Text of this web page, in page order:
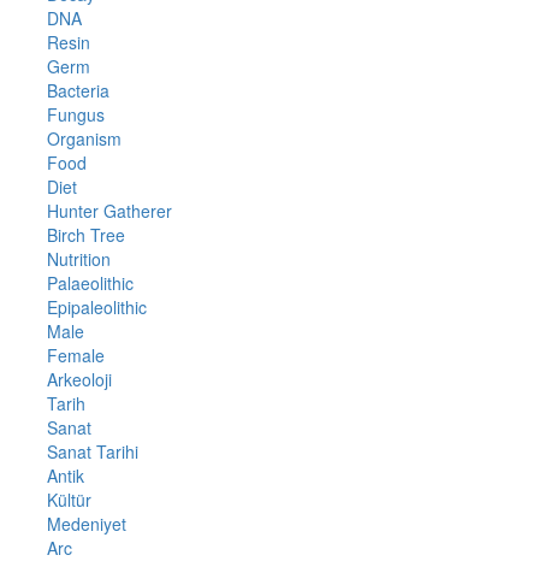
DNA
Resin
Germ
Bacteria
Fungus
Organism
Food
Diet
Hunter Gatherer
Birch Tree
Nutrition
Palaeolithic
Epipaleolithic
Male
Female
Arkeoloji
Tarih
Sanat
Sanat Tarihi
Antik
Kültür
Medeniyet
Arc